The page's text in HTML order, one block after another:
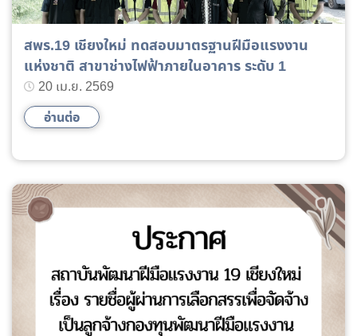
สพร.19 เชียงใหม่ ทดสอบมาตรฐานฝีมือแรงงาน
แห่งชาติ สาขาช่างไฟฟ้าภายในอาคาร ระดับ 1
20 เม.ย. 2569
อ่านต่อ